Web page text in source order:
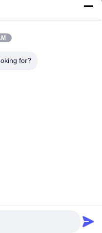
co.，Ltd.. สงวนลิขสิทธิ์
for?